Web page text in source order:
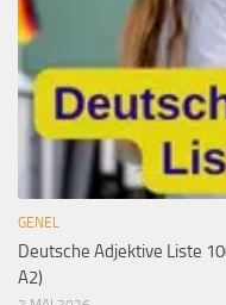
GENEL
Deutsche Adjektive Liste
A2)